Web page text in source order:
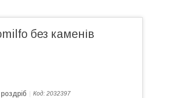
без каменів
Код: 2032397